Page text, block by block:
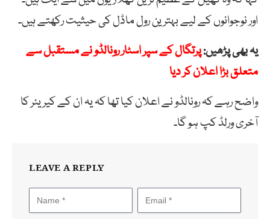
اور نوجوانوں کے لیے بہترین رول ماڈل کی حیثیت رکھتے ہیں۔
یہ بھی پڑھیں:پرتگال کے سپر اسٹار رونالڈو نے مستقبل سے
متعلق بڑا اعلان کر دیا
واضح رہے کہ رونالڈو نے اعلان کیا تھا کہ یہ ان کے کیریئر کا
آخری ورلڈ کپ ہو گا۔
LEAVE A REPLY